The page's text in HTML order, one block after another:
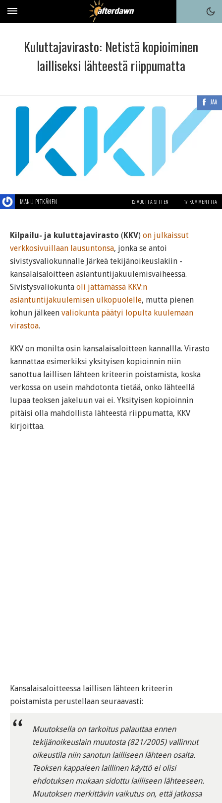
Kuluttajavirasto: Netistä kopioiminen
lailliseksi lähteestä riippumatta
JAA
MANU PITKÄNEN 12 VUOTTA SITTEN 17 KOMMENTTIA
Kilpailu- ja kuluttajavirasto (KKV) on julkaissut
verkkosivuillaan lausuntonsa, jonka se antoi
sivistysvaliokunnalle Järkeä tekijänoikeuslakiin -
kansalaisaloitteen asiantuntijakuulemisvaiheessa.
Sivistysvaliokunta oli jättämässä KKV:n
asiantuntijakuulemisen ulkopuolelle, mutta pienen
kohun jälkeen valiokunta päätyi lopulta kuulemaan
virastoa.
KKV on monilta osin kansalaisaloitteen kannallla. Virasto
kannattaa esimerkiksi yksityisen kopioinnin niin
sanottua laillisen lähteen kriteerin poistamista, koska
verkossa on usein mahdotonta tietää, onko lähteellä
lupaa teoksen jakeluun vai ei. Yksityisen kopioinnin
pitäisi olla mahdollista lähteestä riippumatta, KKV
kirjoittaa.
Kansalaisaloitteessa laillisen lähteen kriteerin
poistamista perustellaan seuraavasti:
Muutoksella on tarkoitus palauttaa ennen
tekijänoikeuslain muutosta (821/2005) vallinnut
oikeustila niin sanotun lailliseen lähteen osalta.
Teoksen kappaleen laillinen käyttö ei olisi
ehdotuksen mukaan sidottu lailliseen lähteeseen.
Muutoksen merkittävin vaikutus on, että jatkossa